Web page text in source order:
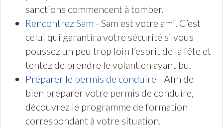
sanctions commencent à tomber.
Rencontrez Sam - Sam est votre ami. C’est
celui qui garantira votre sécurité si vous
poussez un peu trop loin l’esprit de la fête et
tentez de prendre le volant en ayant bu.
Préparer le permis de conduire - Afin de
bien préparer votre permis de conduire,
découvrez le programme de formation
correspondant à votre situation.